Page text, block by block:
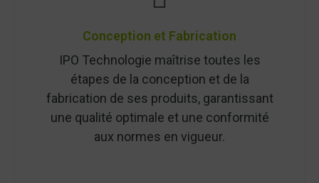
Conception et Fabrication
IPO Technologie maîtrise toutes les
étapes de la conception et de la
fabrication de ses produits, garantissant
une qualité optimale et une conformité
aux normes en vigueur.